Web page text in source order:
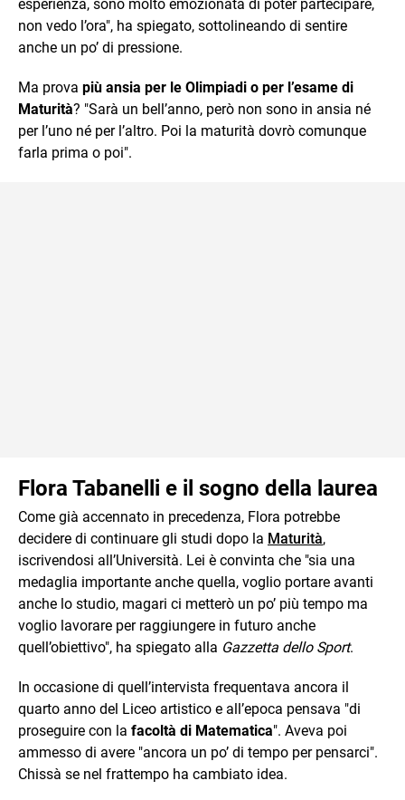
esperienza, sono molto emozionata di poter partecipare,
non vedo l’ora", ha spiegato, sottolineando di sentire
anche un po’ di pressione.
Ma prova più ansia per le Olimpiadi o per l’esame di
Maturità? "Sarà un bell’anno, però non sono in ansia né
per l’uno né per l’altro. Poi la maturità dovrò comunque
farla prima o poi".
Flora Tabanelli e il sogno della laurea
Come già accennato in precedenza, Flora potrebbe
decidere di continuare gli studi dopo la Maturità,
iscrivendosi all’Università. Lei è convinta che "sia una
medaglia importante anche quella, voglio portare avanti
anche lo studio, magari ci metterò un po’ più tempo ma
voglio lavorare per raggiungere in futuro anche
quell’obiettivo", ha spiegato alla Gazzetta dello Sport.
In occasione di quell’intervista frequentava ancora il
quarto anno del Liceo artistico e all’epoca pensava "di
proseguire con la facoltà di Matematica". Aveva poi
ammesso di avere "ancora un po’ di tempo per pensarci".
Chissà se nel frattempo ha cambiato idea.